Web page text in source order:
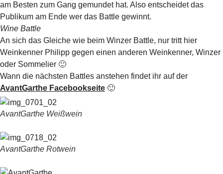
am Besten zum Gang gemundet hat. Also entscheidet das
Publikum am Ende wer das Battle gewinnt.
Wine Battle
An sich das Gleiche wie beim Winzer Battle, nur tritt hier
Weinkenner Philipp gegen einen anderen Weinkenner, Winzer
oder Sommelier 🙂
Wann die nächsten Battles anstehen findet ihr auf der
AvantGarthe Facebookseite 🙂
AvantGarthe Weißwein
AvantGarthe Rotwein